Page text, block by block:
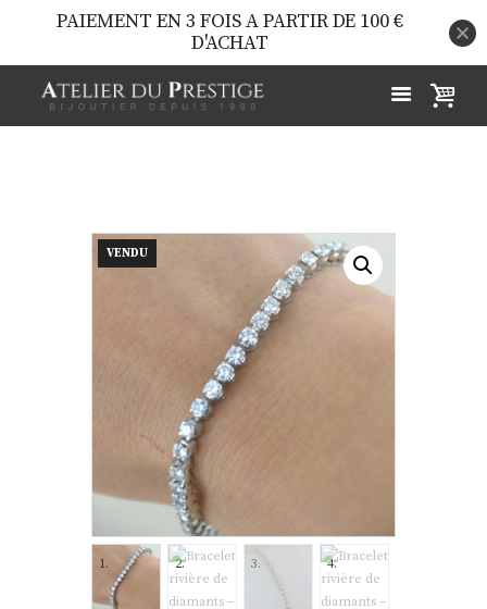
VENDU
PAIEMENT EN 3 FOIS A PARTIR DE 100 €
D'ACHAT